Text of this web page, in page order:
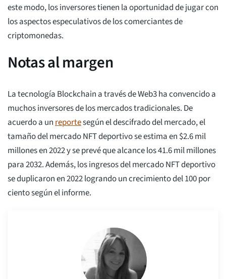
este modo, los inversores tienen la oportunidad de jugar con
los aspectos especulativos de los comerciantes de
criptomonedas.
Notas al margen
La tecnología Blockchain a través de Web3 ha convencido a
muchos inversores de los mercados tradicionales. De
acuerdo a unreportesegún el descifrado del mercado, el
tamaño del mercado NFT deportivo se estima en $2.6 mil
millones en 2022 y se prevé que alcance los 41.6 mil millones
para 2032. Además, los ingresos del mercado NFT deportivo
se duplicaron en 2022 logrando un crecimiento del 100 por
ciento según el informe.